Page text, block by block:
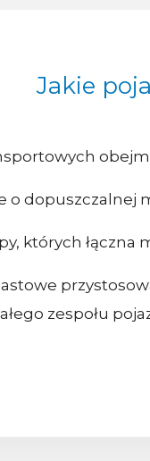
Jakie
dopuszczalnej
których
zespołu